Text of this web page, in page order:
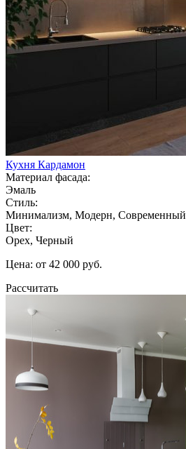
Кухня Кардамон
Материал фасада:
Эмаль
Стиль:
Минимализм, Модерн, Современный
Цвет:
Орех, Черный
Цена: от 42 000 руб.
Рассчитать